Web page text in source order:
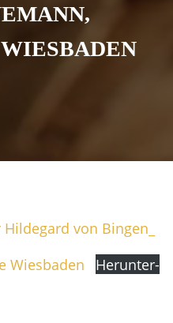
von Bingen_
Wies­ba­den
Her­un­ter­